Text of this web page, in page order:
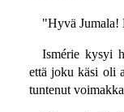
"Hyvä Jumala!
Ismérie kysyi
että joku käsi oli
tuntenut